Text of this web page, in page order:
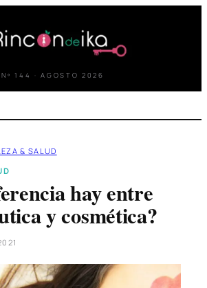
Nº 144 · AGOSTO 2026
& SALUD
hay entre
y cosmética?